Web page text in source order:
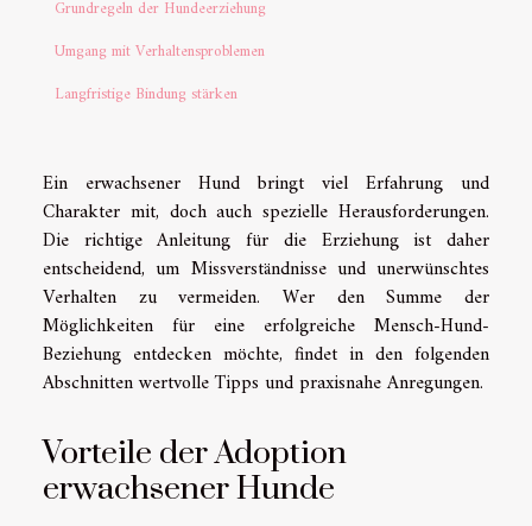
Grundregeln der Hundeerziehung
Umgang mit Verhaltensproblemen
Langfristige Bindung stärken
Ein erwachsener Hund bringt viel Erfahrung und
Charakter mit, doch auch spezielle Herausforderungen.
Die richtige Anleitung für die Erziehung ist daher
entscheidend, um Missverständnisse und unerwünschtes
Verhalten zu vermeiden. Wer den Summe der
Möglichkeiten für eine erfolgreiche Mensch-Hund-
Beziehung entdecken möchte, findet in den folgenden
Abschnitten wertvolle Tipps und praxisnahe Anregungen.
Vorteile der Adoption
erwachsener Hunde